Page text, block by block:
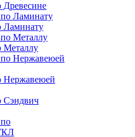
Ламинату
Металлу
Нержавеюей
Сэндвич